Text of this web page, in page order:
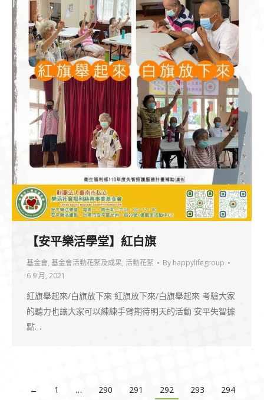
【安平樂活學堂】紅白旗
基金會, 基金會活動花絮及成果, 活動花絮 By happylifegroup
6 9 月, 2021
紅旗舉起來/白旗放下來 紅旗放下來/白旗舉起來 考驗大家
的聽力也讓大家可以練練手臂期待明天的活動 安平失智據
點…
← 1 … 290 291 292 293
294